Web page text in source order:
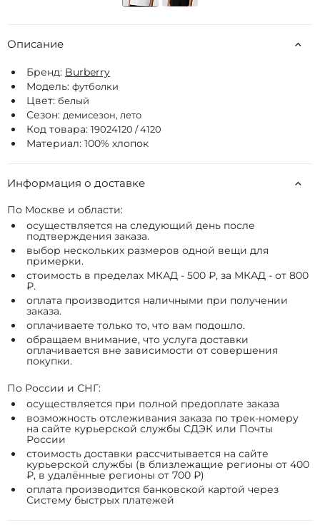
Описание
Бренд: Burberry
Модель: футболки
Цвет: белый
Сезон: демисезон, лето
Код товара: 19024120 / 4120
Материал: 100% хлопок
Информация о доставке
По Москве и области:
осуществляется на следующий день после
подтверждения заказа.
выбор нескольких размеров одной вещи для
примерки.
стоимость в пределах МКАД - 500 ₽, за МКАД - от 800
₽.
оплата производится наличными при получении
заказа.
оплачиваете только то, что вам подошло.
обращаем внимание, что услуга доставки
оплачивается вне зависимости от совершения
покупки.
По России и СНГ:
осуществляется при полной предоплате заказа
возможность отслеживания заказа по трек-номеру
на сайте курьерской службы СДЭК или Почты
России
стоимость доставки рассчитывается на сайте
курьерской службы (в близлежащие регионы от 400
₽, в удалённые регионы от 700 ₽)
оплата производится банковской картой через
Систему быстрых платежей